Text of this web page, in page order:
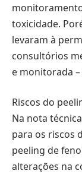
toxicidade.
levaram à
consultórios
e monitorada
Riscos do
Na nota
para os riscos
peeling de
alterações na